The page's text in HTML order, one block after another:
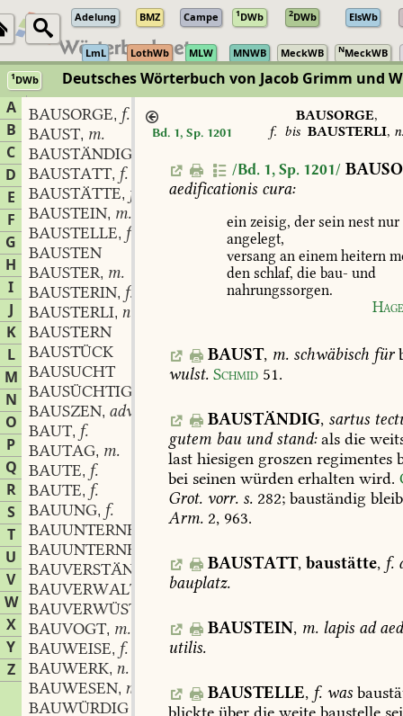
Adelung BMZ Campe 1DWb 2DWb ElsWb
LmL LothWb MLW MNWB MeckWB NMeckWB
1DWb Deutsches Wörterbuch von Jacob Grimm und
A
B
C
D
E
F
G
H
I
J
K
L
M
N
O
P
Q
R
S
T
U
V
W
X
Y
Z
BAUSORGE, f.
BAUST, m.
BAUSTÄNDIG
BAUSTATT, f.
BAUSTÄTTE, f.
BAUSTEIN, m.
BAUSTELLE, f.
BAUSTEN
BAUSTER, m.
BAUSTERIN, f.
BAUSTERLI, n.
BAUSTERN
BAUSTÜCK
BAUSUCHT
BAUSÜCHTIG
BAUSZEN, adv.
BAUT, f.
BAUTAG, m.
BAUTE, f.
BAUTE, f.
BAUUNG, f.
BAUUNTERNEHMER m.
BAUUNTERNEHMUNG
BAUVERSTÄNDIG
BAUVERWALTER
m.
BAUVERWÜSTUNG
BAUVOGT, m.
BAUWEISE, f.
BAUWERK, n.
BAUWESEN, n.
BAUWÜRDIG
Bd. 1, Sp. 1201
BAUSORGE,
f.bis BAUSTERLI,
/Bd. 1, Sp. 1201/
aedificationis cura:
ein zeisig, der sein nest nur
angelegt,
versang an einemheitern
den schlaf, die bau- und
nahrungssorgen.
BAUST, m. schwäbischfür
wulst. Schmid 51.
BAUSTÄNDIG, sartus
gutem bau undstand:als die
last hiesigen groszen regimentes
bei seinen würden erhalten wird.
Grot. vorr. s. 282; bauständig
Arm. 2, 963.
BAUSTATT, baustätte, f.
bauplatz.
BAUSTEIN, m. lapisad
utilis.
BAUSTELLE, f. was